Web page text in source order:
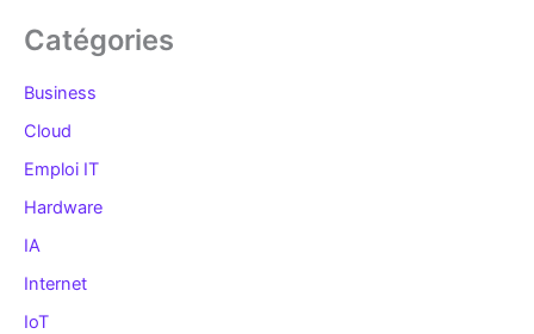
Catégories
Business
Cloud
Emploi IT
Hardware
IA
Internet
IoT